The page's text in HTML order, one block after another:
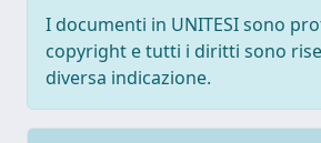
I documenti in UNITESI sono
copyright e tutti i diritti sono
diversa indicazione.